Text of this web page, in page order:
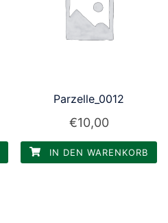
Parzelle_0012
€10,00
IN DEN WARENKORB